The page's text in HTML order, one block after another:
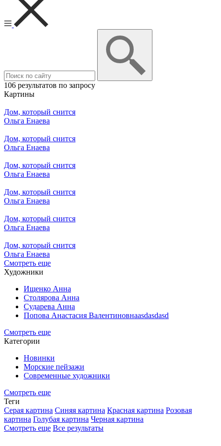
106 результатов по запросу
Картины
Дом, который снится
Ольга Енаева
Дом, который снится
Ольга Енаева
Дом, который снится
Ольга Енаева
Дом, который снится
Ольга Енаева
Дом, который снится
Ольга Енаева
Дом, который снится
Ольга Енаева
Смотреть еще
Художники
Ищенко Анна
Столярова Анна
Сударева Анна
Попова Анастасия Валентиновнаasdasdasd
Смотреть еще
Категории
Новинки
Морские пейзажи
Современные художники
Смотреть еще
Теги
Серая картина Синяя картина Красная картина Розовая
картина Голубая картина Черная картина
Смотреть еще Все результаты